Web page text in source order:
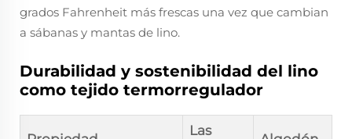
grados Fahrenheit más frescas una vez que cambian
a sábanas y mantas de lino.
Durabilidad y sostenibilidad del lino
como tejido termorregulador
Las